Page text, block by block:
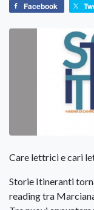
Facebook
Care lettrici e cari
Storie Itineranti
reading tra